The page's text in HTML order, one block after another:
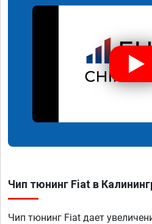
Чип тюнинг Fiat в
Чип тюнинг Fiat дает